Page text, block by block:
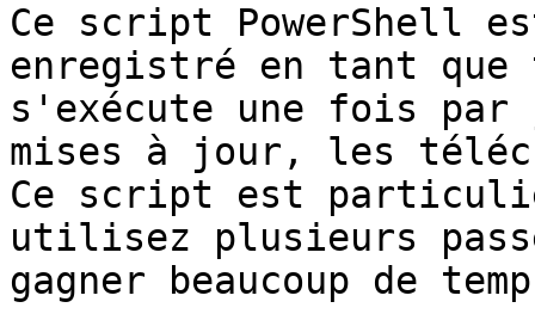
Ce script PowerShell
enregistré en tant
s'exécute une fois
mises à jour, les
Ce script est
utilisez plusieurs
gagner beaucoup de